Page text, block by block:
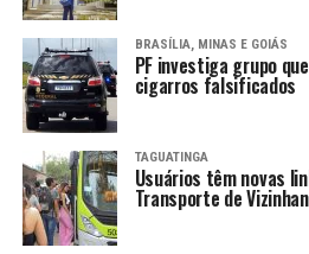
BRASÍLIA, MINAS E GOIÁS
PF investiga grupo
cigarros falsificados
TAGUATINGA
Usuários têm novas
Transporte de